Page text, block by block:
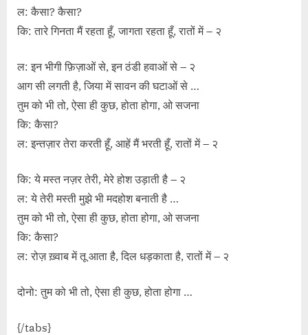
ल: कैसा? कैसा?
कि: तारे गिनता मैं रहता हूँ, जागता रहता हूँ, रातों में – २
ल: इन भीगी फ़िज़ाओं से, इन ठंडी हवाओं से – २
आग सी लगती है, जिया में सावन की घटाओं से …
तुम को भी तो, ऐसा ही कुछ, होता होगा, ओ सजना
कि: कैसा?
ल: इन्तज़ार तेरा करती हूँ, आहें मैं भरती हूँ, रातों में – २
कि: ये मस्त नज़र तेरी, मेरे होश उड़ाती है – २
ल: ये तेरी मस्ती मुझे भी मदहोश बनाती है …
तुम को भी तो, ऐसा ही कुछ, होता होगा, ओ सजना
कि: कैसा?
ल: रोज़ ख़्वाब में तू आता है, दिल धड़काता है, रातों में – २
दोनो: तुम को भी तो, ऐसा ही कुछ, होता होगा …
{/tabs}